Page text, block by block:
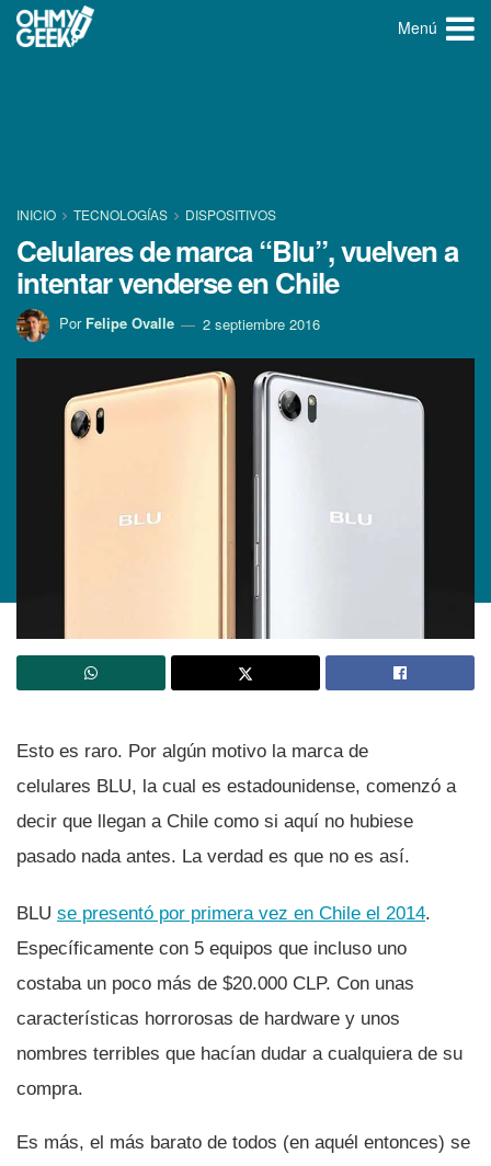
Menú
INICIO TECNOLOGÍ­AS DISPOSITIVOS
Celulares de marca “Blu”, vuelven a
intentar venderse en Chile
Por Felipe Ovalle 2 septiembre 2016
Esto es raro. Por algún motivo la marca de
celulares BLU, la cual es estadounidense, comenzó a
decir que llegan a Chile como si aquí­ no hubiese
pasado nada antes. La verdad es que no es así­.
BLU se presentó por primera vez en Chile el 2014.
Especí­ficamente con 5 equipos que incluso uno
costaba un poco más de $20.000 CLP. Con unas
caracterí­sticas horrorosas de hardware y unos
nombres terribles que hací­an dudar a cualquiera de su
compra.
Es más, el más barato de todos (en aquél entonces) se